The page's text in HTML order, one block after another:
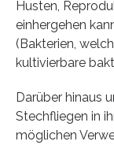
Husten,
einhergehen
(Bakterien,
kultivierbare
Darüber hinaus
Stechfliegen in
möglichen